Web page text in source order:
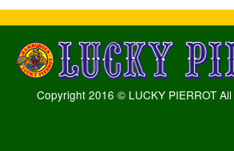
Copyright 2016 © LUCKY PIERROT